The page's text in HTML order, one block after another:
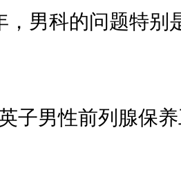
，男科的问题特别
子男性前列腺保